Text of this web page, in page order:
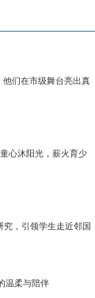
们在市级舞台亮出真
心沐阳光，薪火育少
究，引领学生走近邻国
温柔与陪伴